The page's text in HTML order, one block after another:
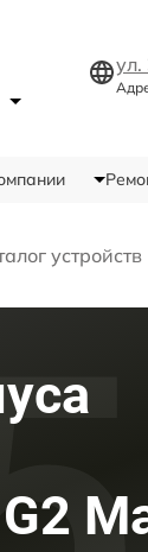
ул.
устройств